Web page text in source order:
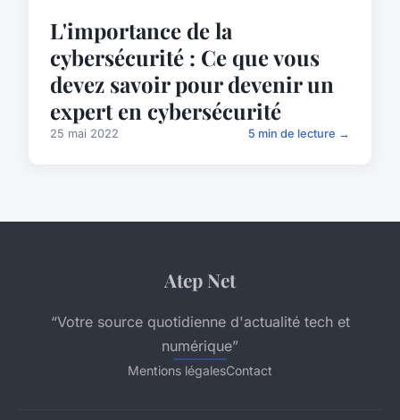
L'importance de la
cybersécurité : Ce que vous
devez savoir pour devenir un
expert en cybersécurité
25 mai 2022 5 min de lecture →
Atep Net
“Votre source quotidienne d'actualité tech et
numérique”
Mentions légalesContact